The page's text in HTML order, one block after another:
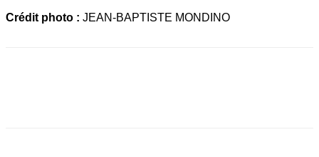
Crédit photo : JEAN-BAPTISTE MONDINO